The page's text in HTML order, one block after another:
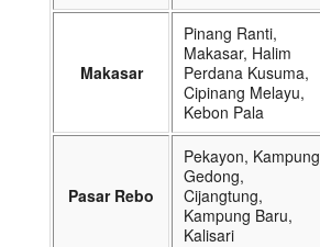
Makasar
Pinang Ranti,
Makasar, Halim
Perdana Kusuma,
Cipinang Melayu,
Kebon Pala
Pasar Rebo
Pekayon, Kampung
Gedong,
Cijangtung,
Kampung Baru,
Kalisari